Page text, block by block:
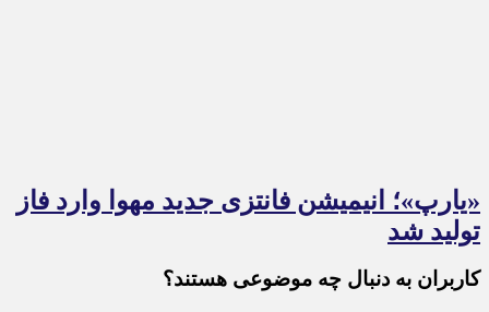
«یارپ»؛ انیمیشن فانتزی جدید مهوا وارد فاز
تولید شد
کاربران به دنبال چه موضوعی هستند؟